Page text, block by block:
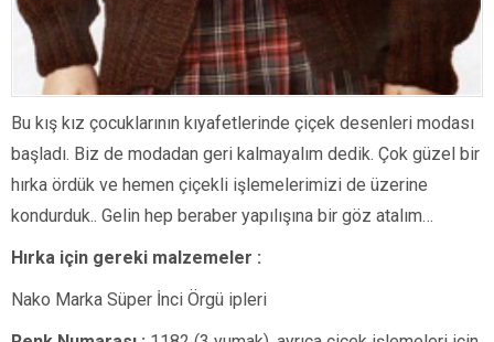
Bu kış kız çocuklarının kıyafetlerinde çiçek desenleri modası
başladı. Biz de modadan geri kalmayalım dedik. Çok güzel bir
hırka ördük ve hemen çiçekli işlemelerimizi de üzerine
kondurduk.. Gelin hep beraber yapılışına bir göz atalım…
Hırka için gereki malzemeler :
Nako Marka Süper İnci Örgü ipleri